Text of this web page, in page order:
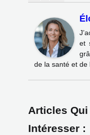
et
de la santé et de
Articles
Intéresser :